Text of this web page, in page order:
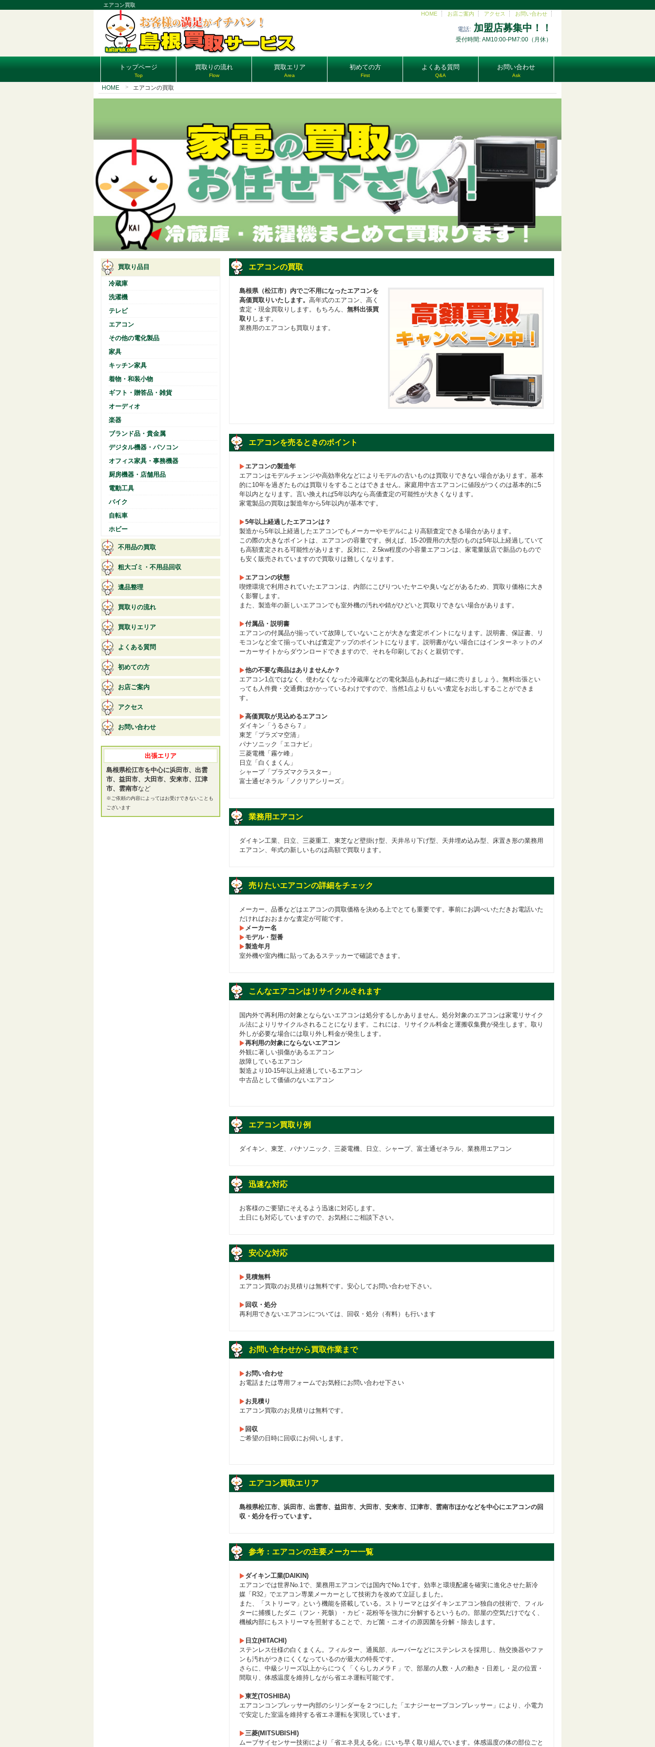
エアコン買取
HOME
お店ご案内 アクセス お問い合わせ
電話: 加盟店募集中！！
受付時間: AM10:00-PM7:00（月休）
トップページ
Top
買取りの流れ
Flow
買取エリア
Area
初めての方
First
よくある質問
Q&A
お問い合わせ
Ask
HOME エアコンの買取
エアコンの買取
島根県（松江市）内でご不用になったエアコンを
高価買取りいたします。 高年式のエアコン、高く
査定・現金買取りします。もちろん、 無料出張買
取り します。
業務用のエアコンも買取ります。
エアコンを売るときのポイント
エアコンの製造年
エアコンはモデルチェンジや高効率化などによりモデルの古いものは買取りできない場合があります。基本
的に10年を過ぎたものは買取りをすることはできません。家庭用中古エアコンに値段がつくのは基本的に5
年以内となります。言い換えれば5年以内なら高価査定の可能性が大きくなります。
家電製品の買取は製造年から5年以内が基本です。
5年以上経過したエアコンは？
製造から5年以上経過したエアコンでもメーカーやモデルにより高額査定できる場合があります。
この際の大きなポイントは、エアコンの容量です。例えば、15-20畳用の大型のものは5年以上経過していて
も高額査定される可能性があります。反対に、2.5kw程度の小容量エアコンは、家電量販店で新品のもので
も安く販売されていますので買取りは難しくなります。
エアコンの状態
喫煙環境で利用されていたエアコンは、内部にこびりついたヤニや臭いなどがあるため、買取り価格に大き
く影響します。
また、製造年の新しいエアコンでも室外機の汚れや錆がひどいと買取りできない場合があります。
付属品・説明書
エアコンの付属品が揃っていて故障していないことが大きな査定ポイントになります。説明書、保証書、リ
モコンなど全て揃っていれば査定アップのポイントになります。説明書がない場合にはインターネットのメ
ーカーサイトからダウンロードできますので、それを印刷しておくと親切です。
他の不要な商品はありませんか？
エアコン1点ではなく、使わなくなった冷蔵庫などの電化製品もあれば一緒に売りましょう。無料出張とい
っても人件費・交通費はかかっているわけですので、当然1点よりもいい査定をお出しすることができま
す。
高価買取が見込めるエアコン
ダイキン「うるさら７」
東芝「プラズマ空清」
パナソニック「エコナビ」
三菱電機「霧ケ峰」
日立「白くまくん」
シャープ「プラズマクラスター」
富士通ゼネラル「ノクリアシリーズ」
業務用エアコン
ダイキン工業、日立、三菱重工、東芝など壁掛け型、天井吊り下げ型、天井埋め込み型、床置き形の業務用
エアコン、年式の新しいものは高額で買取ります。
売りたいエアコンの詳細をチェック
メーカー、品番などはエアコンの買取価格を決める上でとても重要です。事前にお調べいただきお電話いた
だければおおまかな査定が可能です。
メーカー名
モデル・型番
製造年月
室外機や室内機に貼ってあるステッカーで確認できます。
こんなエアコンはリサイクルされます
国内外で再利用の対象とならないエアコンは処分するしかありません。処分対象のエアコンは家電リサイク
ル法によりリサイクルされることになります。これには、リサイクル料金と運搬収集費が発生します。取り
外しが必要な場合には取り外し料金が発生します。
再利用の対象にならないエアコン
外観に著しい損傷があるエアコン
故障しているエアコン
製造より10-15年以上経過しているエアコン
中古品として価値のないエアコン
エアコン買取り例
ダイキン、東芝、パナソニック、三菱電機、日立、シャープ、富士通ゼネラル、業務用エアコン
迅速な対応
お客様のご要望にそえるよう迅速に対応します。
土日にも対応していますので、お気軽にご相談下さい。
安心な対応
見積無料
エアコン買取のお見積りは無料です。安心してお問い合わせ下さい。
回収・処分
再利用できないエアコンについては、回収・処分（有料）も行います
お問い合わせから買取作業まで
お問い合わせ
お電話または専用フォームでお気軽にお問い合わせ下さい
お見積り
エアコン買取のお見積りは無料です。
回収
ご希望の日時に回収にお伺いします。
エアコン買取エリア
島根県松江市、浜田市、出雲市、益田市、大田市、安来市、江津市、雲南市ほかなどを中心にエアコンの回
収・処分を行っています。
参考：エアコンの主要メーカー一覧
ダイキン工業(DAIKIN)
エアコンでは世界No.1で、業務用エアコンでは国内でNo.1です。効率と環境配慮を確実に進化させた新冷
媒「R32」でエアコン専業メーカーとして技術力を改めて立証しました。
また、「ストリーマ」という機能を搭載している。ストリーマとはダイキンエアコン独自の技術で、フィル
ターに捕獲したダニ（フン・死骸）・カビ・花粉等を強力に分解するというもの。部屋の空気だけでなく、
機械内部にもストリーマを照射することで、カビ菌・ニオイの原因菌を分解・除去します。
日立(HITACHI)
ステンレス仕様の白くまくん。フィルター、通風部、ルーバーなどにステンレスを採用し、熱交換器やファ
ンも汚れがつきにくくなっているのが最大の特長です。
さらに、中級シリーズ以上からにつく「くらしカメラＦ」で、部屋の人数・人の動き・日差し・足の位置・
間取り、体感温度を維持しながら省エネ運転可能です。
東芝(TOSHIBA)
エアコンコンプレッサー内部のシリンダーを２つにした「エナジーセーブコンプレッサー」により、小電力
で安定した室温を維持する省エネ運転を実現しています。
三菱(MITSUBISHI)
ムーブサイセンサー技術により「省エネ見える化」にいち早く取り組んでいます。体感温度の体の部位ごと
買取り品目
冷蔵庫
洗濯機
テレビ
エアコン
その他の電化製品
家具
キッチン家具
着物・和装小物
ギフト・贈答品・雑貨
オーディオ
楽器
ブランド品・貴金属
デジタル機器・パソコン
オフィス家具・事務機器
厨房機器・店舗用品
電動工具
バイク
自転車
ホビー
不用品の買取
粗大ゴミ・不用品回収
遺品整理
買取りの流れ
買取りエリア
よくある質問
初めての方
お店ご案内
アクセス
お問い合わせ
出張エリア
島根県松江市を中心に浜田市、出雲
市、益田市、大田市、安来市、江津
市、雲南市など
※ご依頼の内容によってはお受けできないことも
ございます